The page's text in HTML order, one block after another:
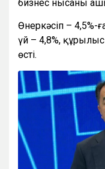
бизнес нысаны
Өнеркәсіп – 4,5%-
үй – 4,8%,
өсті.